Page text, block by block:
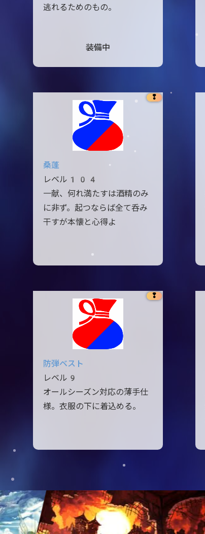
逃れるためのもの。
装備中
❢
桑蓬
レベル104
一献、何れ満たすは酒精のみ
に非ず。起つならば全て呑み
干すが本懐と心得よ
❢
防弾ベスト
レベル9
オールシーズン対応の薄手仕
様。衣服の下に着込める。